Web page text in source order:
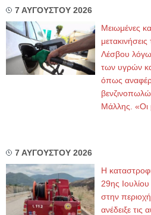
7 ΑΥΓΟΥΣΤΟΥ 2026
Μειωμένες
Λέσβου
των υγρών
όπως
Μάλλης. «Οι
7 ΑΥΓΟΥΣΤΟΥ 2026
Η
29ης
στην
ανέδειξε τις